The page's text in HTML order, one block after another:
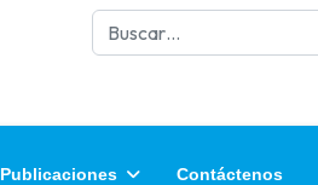
Buscar
Publicaciones Contáctenos